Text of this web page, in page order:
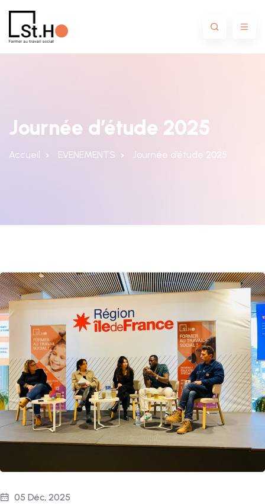
Journée d’étude 2025
Accueil EVENEMENTS Journée d’étude 2025
05 Déc, 2025